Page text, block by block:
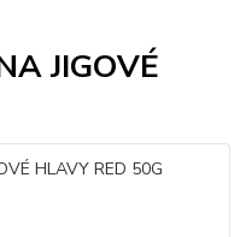
JIGOVÉ